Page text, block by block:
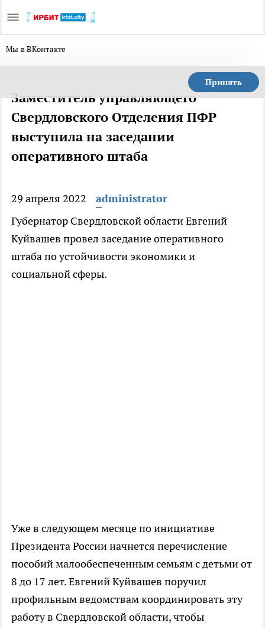
Мы в ВКонтакте
Принять
Заместитель управляющего
Свердловского Отделения ПФР
выступила на заседании
оперативного штаба
29 апреля 2022
administrator
Губернатор Свердловской области Евгений
Куйвашев провел заседание оперативного
штаба по устойчивости экономики и
социальной сферы.
Уже в следующем месяце по инициативе
Президента России начнется перечисление
пособий малообеспеченным семьям с детьми от
8 до 17 лет. Евгений Куйвашев поручил
профильным ведомствам координировать эту
работу в Свердловской области, чтобы